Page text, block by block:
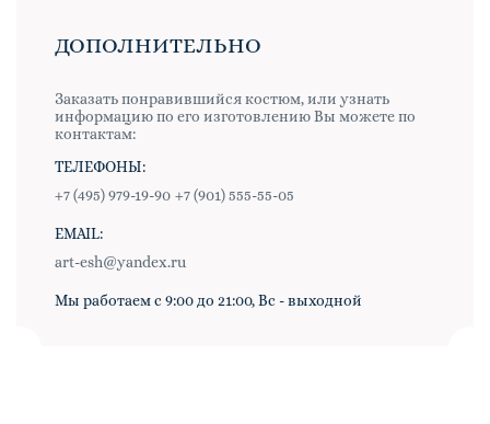
ДОПОЛНИТЕЛЬНО
Заказать понравившийся костюм, или узнать
информацию по его изготовлению Вы можете по
контактам:
ТЕЛЕФОНЫ:
+7 (495) 979-19-90 +7 (901) 555-55-05
EMAIL:
art-esh@yandex.ru
Мы работаем с 9:00 до 21:00, Вс - выходной